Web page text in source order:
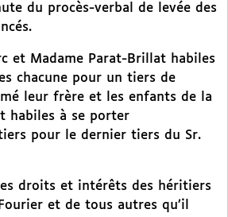
du procès-verbal de levée des
et Madame Parat-Brillat habiles
chacune pour un tiers de
leur frère et les enfants de la
habiles à se porter
pour le dernier tiers du Sr.
droits et intérêts des héritiers
et de tous autres qu’il